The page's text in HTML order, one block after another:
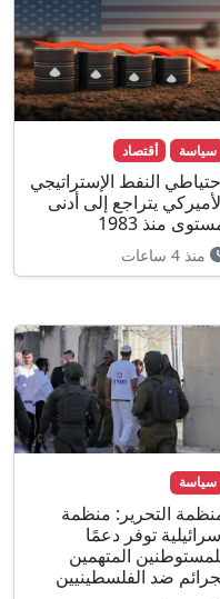
سياسة أقتصاد
النفط الإستراتيجي
يتراجع إلى أدنى
منذ 1983
منذ 4 ساعات
سياسة
التحرير: منظمة
توفر دعمًا
المتهمين
ضد الفلسطينيين